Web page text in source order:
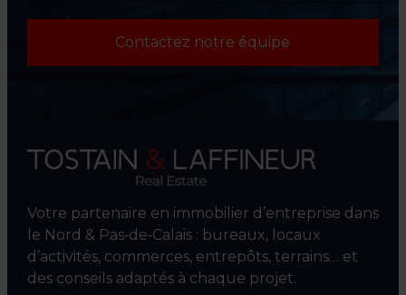
Contactez notre équipe
Votre partenaire en immobilier d’entreprise dans
le Nord & Pas‑de‑Calais : bureaux, locaux
d’activités, commerces, entrepôts, terrains… et
des conseils adaptés à chaque projet.